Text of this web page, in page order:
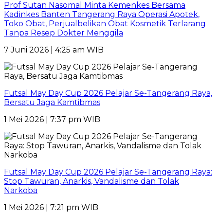
Prof Sutan Nasomal Minta Kemenkes Bersama
Kadinkes Banten Tangerang Raya Operasi Apotek,
Toko Obat, Perjualbelikan Obat Kosmetik Terlarang
Tanpa Resep Dokter Menggila
7 Juni 2026 | 4:25 am WIB
Futsal May Day Cup 2026 Pelajar Se-Tangerang Raya,
Bersatu Jaga Kamtibmas
1 Mei 2026 | 7:37 pm WIB
Futsal May Day Cup 2026 Pelajar Se-Tangerang Raya:
Stop Tawuran, Anarkis, Vandalisme dan Tolak
Narkoba
1 Mei 2026 | 7:21 pm WIB